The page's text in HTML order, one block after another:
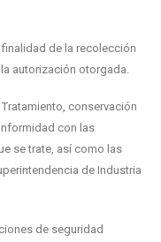
de la recolección
autorización otorgada.
conservación
con las
se trate, así como las
de Industria
de seguridad